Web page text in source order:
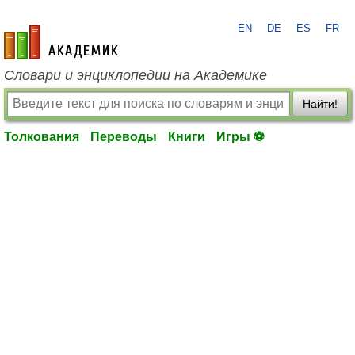
academic.ru
EN DE ES FR
Словари и энциклопедии на Академике
Найти!
Толкования Переводы Книги Игры ⚽